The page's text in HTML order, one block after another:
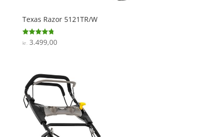
Texas Razor 5121TR/W
Vurderet
4.8
kr. 3.499,00